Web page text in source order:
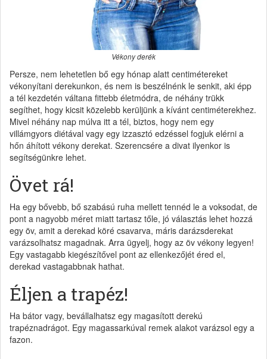
Vékony derék
Persze, nem lehetetlen bő egy hónap alatt centimétereket
vékonyítani derekunkon, és nem is beszélnénk le senkit, aki épp
a tél kezdetén váltana fittebb életmódra, de néhány trükk
segíthet, hogy kicsit közelebb kerüljünk a kívánt centiméterekhez.
Mivel néhány nap múlva itt a tél, biztos, hogy nem egy
villámgyors diétával vagy egy izzasztó edzéssel fogjuk elérni a
hőn áhított vékony derekat. Szerencsére a divat ilyenkor is
segítségünkre lehet.
Övet rá!
Ha egy bővebb, bő szabású ruha mellett tennéd le a voksodat, de
pont a nagyobb méret miatt tartasz tőle, jó választás lehet hozzá
egy öv, amit a derekad köré csavarva, máris darázsderekat
varázsolhatsz magadnak. Arra ügyelj, hogy az öv vékony legyen!
Egy vastagabb kiegészítővel pont az ellenkezőjét éred el,
derekad vastagabbnak hathat.
Éljen a trapéz!
Ha bátor vagy, bevállalhatsz egy magasított derekú
trapéznadrágot. Egy magassarkúval remek alakot varázsol egy a
fazon.